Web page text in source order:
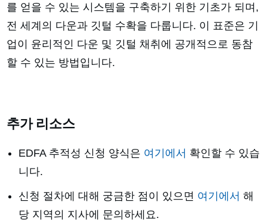
를 얻을 수 있는 시스템을 구축하기 위한 기초가 되며,
전 세계의 다운과 깃털 수확을 다룹니다. 이 표준은 기
업이 윤리적인 다운 및 깃털 채취에 공개적으로 동참
할 수 있는 방법입니다.
추가 리소스
EDFA 추적성 신청 양식은 여기에서 확인할 수 있습
니다.
신청 절차에 대해 궁금한 점이 있으면 여기에서 해
당 지역의 지사에 문의하세요.